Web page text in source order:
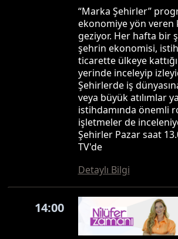
“Marka Şehirler”
ekonomiye yön veren
geziyor. Her hafta bir
şehrin ekonomisi,
ticarette ülkeye
yerinde inceleyip
Şehirlerde iş
veya büyük atılımlar
istihdamında önemli
işletmeler de
Şehirler Pazar saat
TV'de
Detaylı Bilgi
14:00